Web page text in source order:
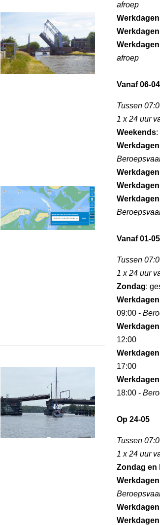
afroep
Werkdagen
Werkdagen
Werkdagen
afroep
Vanaf 06-
Tussen
1 x 24 uur
Weekends:
Vanaf 01-
Tussen
1 x 24 uur
Zondag:
09:00 -
12:00
17:00
18:00 -
Op 24-05
Tussen
1 x 24 uur
Zondag en